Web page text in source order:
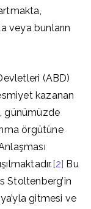
veya bunların
(ABD)
kazanan
günümüzde
örgütüne
[2] Bu
Stoltenberg’in
gitmesi ve